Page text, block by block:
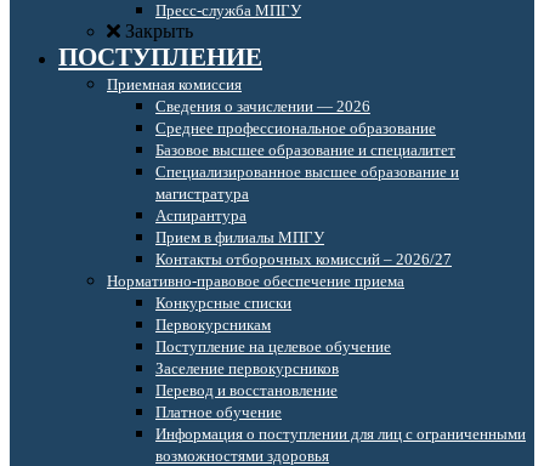
Пресс-служба МПГУ
Закрыть
ПОСТУПЛЕНИЕ
Приемная комиссия
Сведения о зачислении — 2026
Среднее профессиональное образование
Базовое высшее образование и специалитет
Специализированное высшее образование и
магистратура
Аспирантура
Прием в филиалы МПГУ
Контакты отборочных комиссий – 2026/27
Нормативно-правовое обеспечение приема
Конкурсные списки
Первокурсникам
Поступление на целевое обучение
Заселение первокурсников
Перевод и восстановление
Платное обучение
Информация о поступлении для лиц с ограниченными
возможностями здоровья